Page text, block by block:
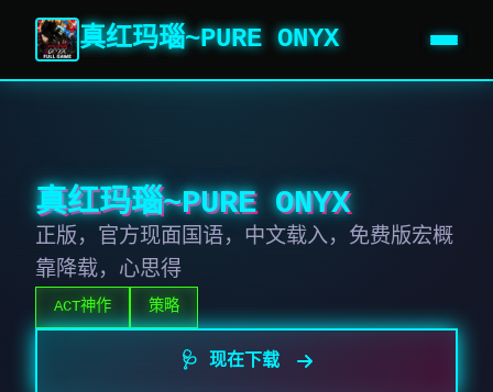
真红玛瑙~PURE ONYX
真红玛瑙~PURE ONYX
正版，官方现面国语，中文载入，免费版宏概
靠降载，心思得
ACT神作 策略
🩺 现在下载